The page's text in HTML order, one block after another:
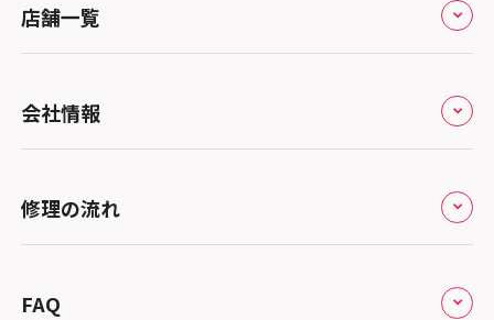
店舗一覧
北海道・東北
スマホスピタル大丸札幌
関東
スマホスピタル宇都宮
スマホスピタル 高崎
北陸・甲信越
スマホスピタルアル・プラザ小松
東海
会社情報
会社概要
総務省登録業者
修理の流れ
FAQ